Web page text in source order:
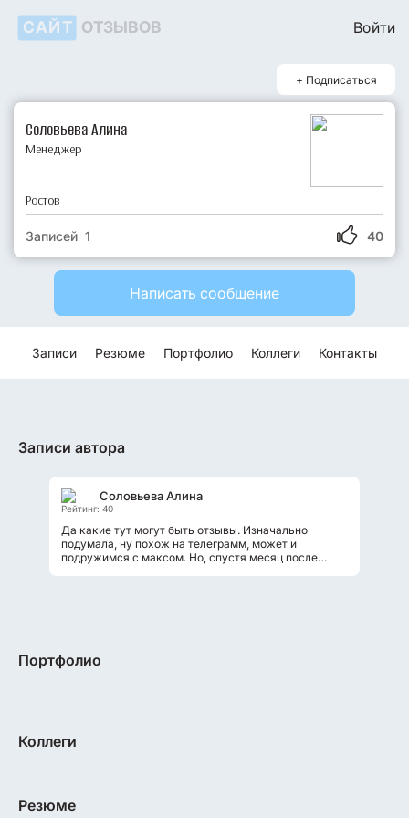
САЙТ ОТЗЫВОВ Войти
+ Подписаться
Соловьева Алина
Менеджер
Ростов
40
Записей 1
Написать сообщение
Записи Резюме Портфолио Коллеги Контакты
Записи автора
Соловьева Алина
Рейтинг: 40
Да какие тут могут быть отзывы. Изначально
подумала, ну похож на телеграмм, может и
подружимся с максом. Но, спустя месяц после
Портфолио
Коллеги
Резюме